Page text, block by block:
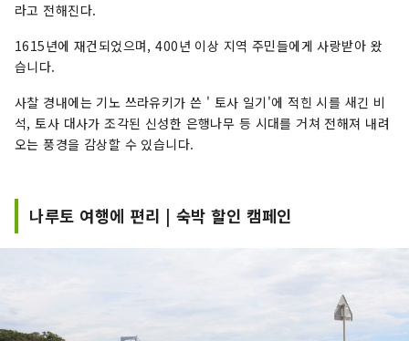
라고 전해진다.
1615년에 재건되었으며, 400년 이상 지역 주민들에게 사랑받아 왔
습니다.
사찰 경내에는 기노 쓰라유키가 쓴 ' 토사 일기'에 적힌 시를 새긴 비
석, 토사 대사가 조각된 신성한 은행나무 등 시대를 거쳐 전해져 내려
오는 풍경을 감상할 수 있습니다.
나루토 여행에 편리 | 숙박 할인 캠페인